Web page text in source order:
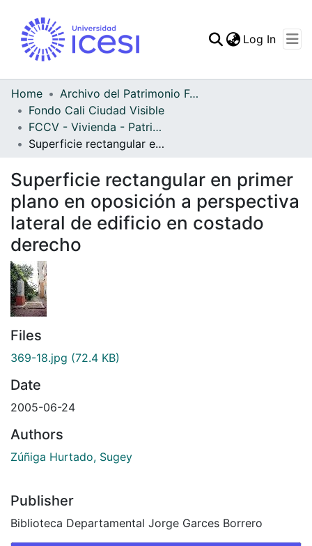
Log In
Home
Archivo del Patrimonio Fotográfico y Fílmico del Valle del Cauca
Fondo Cali Ciudad Visible
FCCV - Vivienda - Patrimonial
Superficie rectangular en primer plano en oposición a perspectiva lateral de edificio en costado derecho
Superficie rectangular en primer
plano en oposición a perspectiva
lateral de edificio en costado
derecho
Files
369-18.jpg (72.4 KB)
Date
2005-06-24
Authors
Zúñiga Hurtado, Sugey
Publisher
Biblioteca Departamental Jorge Garces Borrero